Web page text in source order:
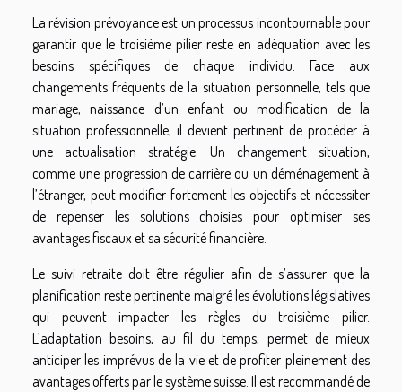
La révision prévoyance est un processus incontournable pour
garantir que le troisième pilier reste en adéquation avec les
besoins spécifiques de chaque individu. Face aux
changements fréquents de la situation personnelle, tels que
mariage, naissance d’un enfant ou modification de la
situation professionnelle, il devient pertinent de procéder à
une actualisation stratégie. Un changement situation,
comme une progression de carrière ou un déménagement à
l’étranger, peut modifier fortement les objectifs et nécessiter
de repenser les solutions choisies pour optimiser ses
avantages fiscaux et sa sécurité financière.
Le suivi retraite doit être régulier afin de s’assurer que la
planification reste pertinente malgré les évolutions législatives
qui peuvent impacter les règles du troisième pilier.
L’adaptation besoins, au fil du temps, permet de mieux
anticiper les imprévus de la vie et de profiter pleinement des
avantages offerts par le système suisse. Il est recommandé de